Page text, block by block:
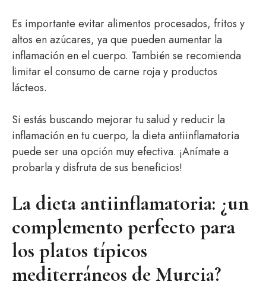
Es importante evitar alimentos procesados, fritos y
altos en azúcares, ya que pueden aumentar la
inflamación en el cuerpo. También se recomienda
limitar el consumo de carne roja y productos
lácteos.
Si estás buscando mejorar tu salud y reducir la
inflamación en tu cuerpo, la dieta antiinflamatoria
puede ser una opción muy efectiva. ¡Anímate a
probarla y disfruta de sus beneficios!
La dieta antiinflamatoria: ¿un
complemento perfecto para
los platos típicos
mediterráneos de Murcia?